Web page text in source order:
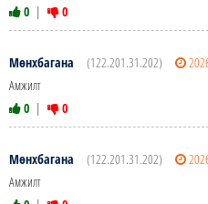
0 | 0
Мөнхбагана (122.201.31.202)
Амжилт
0 | 0
Мөнхбагана (122.201.31.202)
Амжилт